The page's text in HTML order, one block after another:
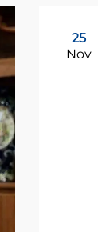
25
Nov